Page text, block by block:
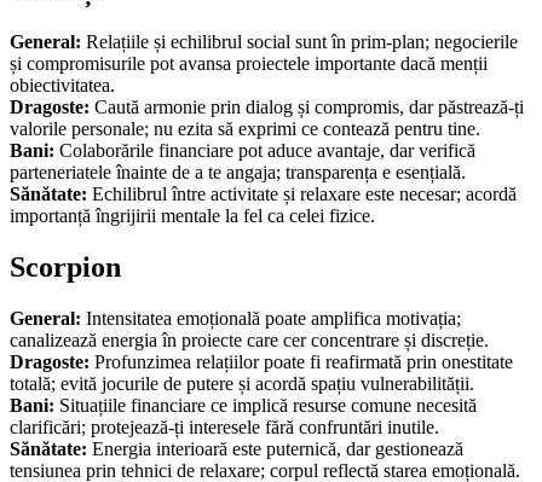
General: Relațiile și echilibrul social sunt în prim-plan; negocierile
și compromisurile pot avansa proiectele importante dacă menții
obiectivitatea.
Dragoste: Caută armonie prin dialog și compromis, dar păstrează-ți
valorile personale; nu ezita să exprimi ce contează pentru tine.
Bani: Colaborările financiare pot aduce avantaje, dar verifică
parteneriatele înainte de a te angaja; transparența e esențială.
Sănătate: Echilibrul între activitate și relaxare este necesar; acordă
importanță îngrijirii mentale la fel ca celei fizice.
Scorpion
General: Intensitatea emoțională poate amplifica motivația;
canalizează energia în proiecte care cer concentrare și discreție.
Dragoste: Profunzimea relațiilor poate fi reafirmată prin onestitate
totală; evită jocurile de putere și acordă spațiu vulnerabilității.
Bani: Situațiile financiare ce implică resurse comune necesită
clarificări; protejează-ți interesele fără confruntări inutile.
Sănătate: Energia interioară este puternică, dar gestionează
tensiunea prin tehnici de relaxare; corpul reflectă starea emoțională.